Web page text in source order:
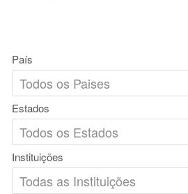
País
Estados
Instituições